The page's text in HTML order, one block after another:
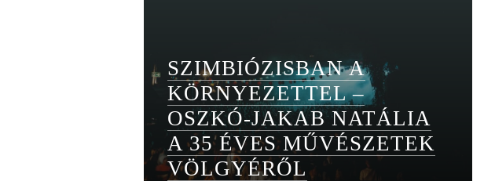
SZIMBIÓZISBAN A
KÖRNYEZETTEL –
OSZKÓ-JAKAB NATÁLIA
A 35 ÉVES MŰVÉSZETEK
VÖLGYÉRŐL